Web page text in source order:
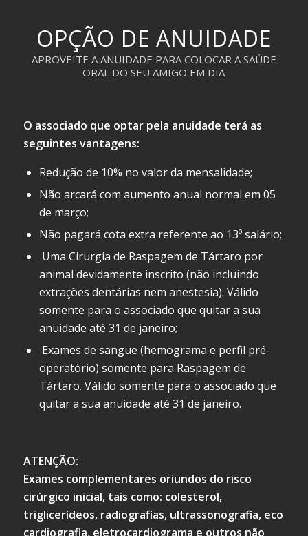
OPÇÃO DE ANUIDADE
APROVEITE A ANUIDADE PARA COLOCAR A SAÚDE
ORAL DO SEU AMIGO EM DIA
O associado que optar pela anuidade terá as
seguintes vantagens:
Redução de 10% no valor da mensalidade;
Não arcará com aumento anual normal em 05
de março;
Não pagará cota extra referente ao 13º salário;
Uma Cirurgia de Raspagem de Tártaro por
animal devidamente inscrito (não incluindo
extrações dentárias nem anestesia). Válido
somente para o associado que quitar a sua
anuidade até 31 de janeiro;
Exames de sangue (hemograma e perfil pré-
operatório) somente para Raspagem de
Tártaro. Válido somente para o associado que
quitar a sua anuidade até 31 de janeiro.
ATENÇÃO:
Exames complementares oriundos do risco
cirúrgico inicial, tais como: colesterol,
triglicerídeos, radiografias, ultrassonografia, eco
cardiografia, eletrocardiograma e outros não